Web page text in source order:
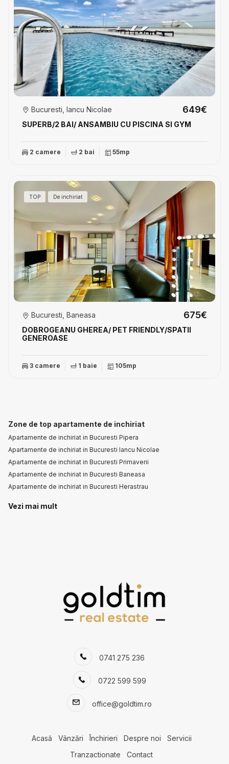
SUPERB/2 BAI/ ANSAMBlU CU PISCINA SI GYM
Bucuresti, Iancu Nicolae 649€
2 camere 2 bai 55mp
TOP De inchiriat
DOBROGEANU GHEREA/ PET FRIENDLY/SPATII
GENEROASE
Bucuresti, Baneasa 675€
3 camere 1 baie 105mp
Zone de top apartamente de inchiriat
Apartamente de inchiriat in Bucuresti Pipera
Apartamente de inchiriat in Bucuresti Iancu Nicolae
Apartamente de inchiriat in Bucuresti Primaverii
Apartamente de inchiriat in Bucuresti Baneasa
Apartamente de inchiriat in Bucuresti Herastrau
Apartamente de inchiriat in Bucuresti Dorobanti
Apartamente de inchiriat in Bucuresti P-ta Presei Libere
Apartamente de inchiriat in Bucuresti Arcul de Triumf
Apartamente de inchiriat 2 camere
Apartamente de inchiriat 4 camere
Apartamente de inchiriat in Bucuresti
Apartamente de inchiriat in Bucuresti Pipera
Vezi mai mult
0741 275 236
0722 599 599
office@goldtim.ro
Acasă Vânzări Închirieri Despre noi
Servicii
Tranzactionate
Contact